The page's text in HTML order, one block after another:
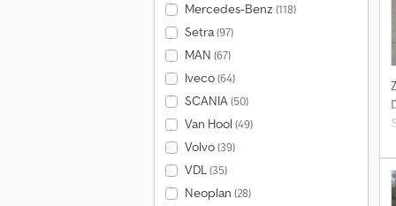
Mercedes-Benz (118)
Setra(97)
MAN (67)
Iveco(64)
SCANIA(50)
Van Hool (49)
Volvo(39)
VDL(35)
Neoplan (28)